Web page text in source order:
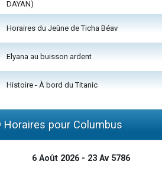
DAYAN)
Horaires du Jeûne de Ticha Béav
Elyana au buisson ardent
Histoire - À bord du Titanic
Horaires pour Columbus
6 Août 2026 - 23 Av 5786